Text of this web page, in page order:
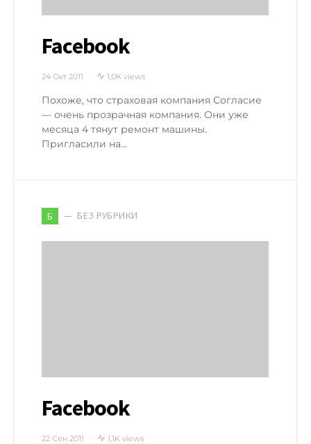
Facebook
24 Окт 2011 1,0K views
Похоже, что страховая компания Согласие
— очень прозрачная компания. Они уже
месяца 4 тянут ремонт машины.
Пригласили на…
Б БЕЗ РУБРИКИ
Facebook
22 Сен 2011 1,1K views